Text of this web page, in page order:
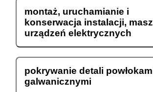
montaż, uruchamianie i
konserwacja instalacji,
urządzeń elektrycznych
pokrywanie detali
galwanicznymi